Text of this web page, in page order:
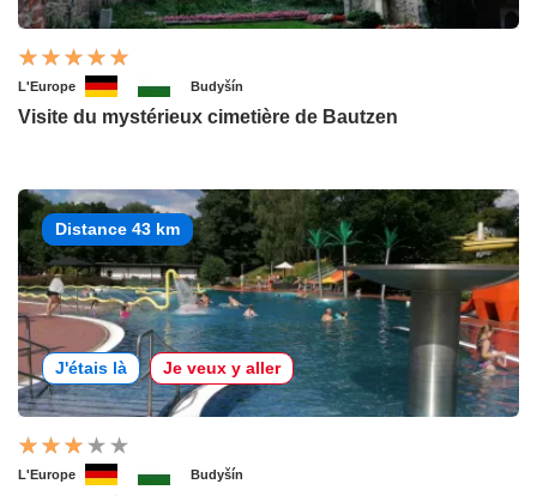
L'Europe Budyšín
Visite du mystérieux cimetière de Bautzen
Distance 43 km
J'étais là Je veux y aller
L'Europe Budyšín